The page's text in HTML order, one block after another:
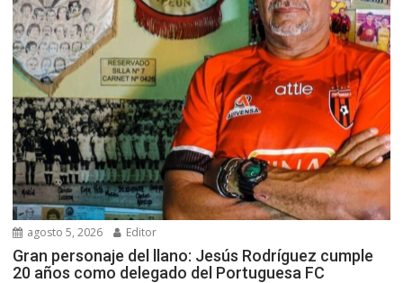
agosto 5, 2026 Editor
Gran personaje del llano: Jesús Rodríguez cumple
20 años como delegado del Portuguesa FC